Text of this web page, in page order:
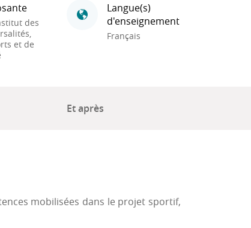
des
et de
Langue(s)
d'enseignement
Français
Et après
mobilisées dans le projet sportif,